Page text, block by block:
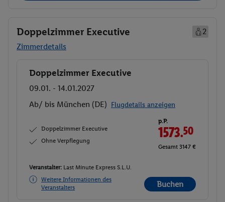
Doppelzimmer Executive
2
Zimmerdetails
Buchen
Doppelzimmer Executive
09.01. - 14.01.2027
Ab/ bis München (DE) Flugdetails anzeigen
Doppelzimmer Executive
Ohne Verpflegung
p.P.
1573.50
Gesamt 3147 €
Veranstalter: Last Minute Express S.L.U.
Weitere Informationen des
Veranstalters
Buchen